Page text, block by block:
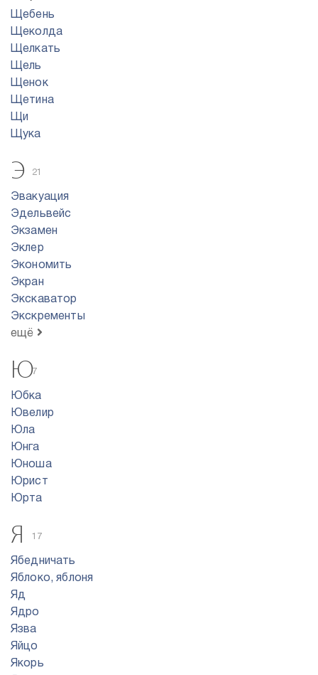
Щебень
Щеколда
Щелкать
Щель
Щенок
Щетина
Щи
Щука
Э 21
Эвакуация
Эдельвейс
Экзамен
Эклер
Экономить
Экран
Экскаватор
Экскременты
ещё
Ю7
Юбка
Ювелир
Юла
Юнга
Юноша
Юрист
Юрта
Я 17
Ябедничать
Яблоко, яблоня
Яд
Ядро
Язва
Яйцо
Якорь